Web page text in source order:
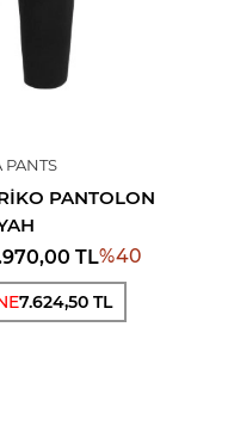
PANTS
PANTOLON
TL%40
7.624,50 TL